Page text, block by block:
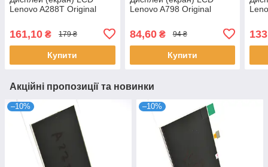
Lenovo A288T Original
161,10 ₴ 179 ₴
Купити
Lenovo A798 Original
84,60₴ 94 ₴
Купити
Акційні пропозиції та новинки
–10% –10%